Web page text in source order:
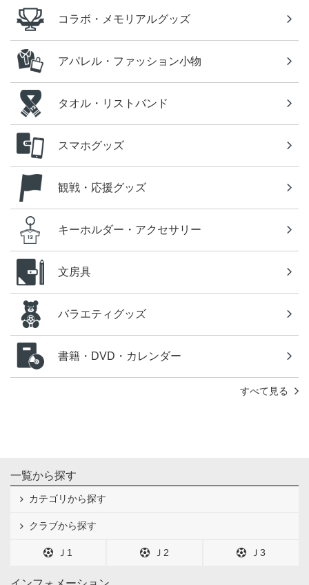
コラボ・メモリアルグッズ
アパレル・ファッション小物
タオル・リストバンド
スマホグッズ
観戦・応援グッズ
キーホルダー・アクセサリー
文房具
バラエティグッズ
書籍・DVD・カレンダー
すべて見る
一覧から探す
カテゴリから探す
クラブから探す
Ｊ1 Ｊ2 Ｊ3